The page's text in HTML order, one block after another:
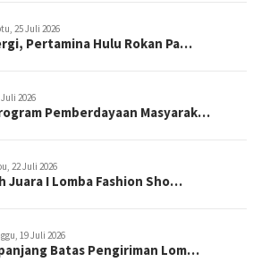
25 Juli 2026
Pertamina Hulu Rokan Pa…
2026
Pemberdayaan Masyarak…
22 Juli 2026
Juara I Lomba Fashion Sho…
19 Juli 2026
Batas Pengiriman Lom…